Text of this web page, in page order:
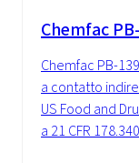
Chemfac
Chemfac PB-
a contatto
US Food and
a 21 CFR